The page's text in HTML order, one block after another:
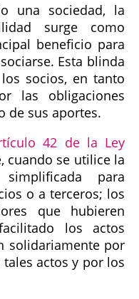
una sociedad, la
surge como
beneficio para
Esta blinda
socios, en tanto
las obligaciones
de sus aportes.
42 de la Ley
cuando se utilice la
para
o a terceros; los
que hubieren
los actos
solidariamente por
actos y por los